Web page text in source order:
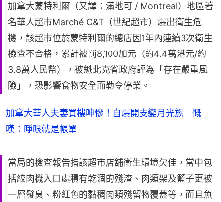
加拿大蒙特利爾（又譯：滿地可 / Montreal）地區著
名華人超市Marché C&T（世紀超市）爆出衛生危
機，該超市位於蒙特利爾的總店因1年內連續3次衛生
檢查不合格，累計被罰8,100加元（約4.4萬港元/約
3.8萬人民幣），被魁北克省政府評為「存在嚴重風
險」，恐影響食物安全而勒令停業。
加拿大華人夫妻買樓呻慘！自爆開支變月光族 慨
嘆：睜眼就是帳單
當局的檢查報告指該超市店舖衛生環境欠佳，當中包
括絞肉機入口處積有乾涸的殘渣、肉類架及籃子更被
一層發臭、粉紅色的黏稠肉類殘留物覆蓋等，而且魚